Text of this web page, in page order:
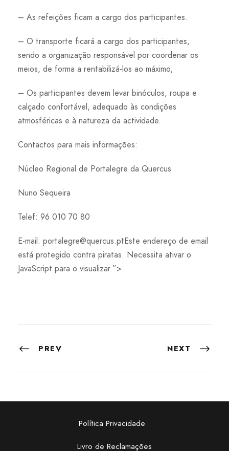
– As refeições ficam a cargo dos participantes.
– O transporte ficará a cargo dos participantes,
sendo a organização responsável por coordenar os
meios, de forma a rentabilizá-los ao máximo;
– Os participantes devem levar binóculos, roupa e
calçado confortável, adequado às condições
atmosféricas e à natureza da actividade.
Contactos para mais informações:
Núcleo Regional de Portalegre da Quercus
Nuno Sequeira
Telef: 96 010 70 80
E-mail: portalegre@quercus.ptEste endereço de email
está protegido contra piratas. Necessita ativar o
JavaScript para o visualizar.”>
PREV NEXT
Política Privacidade
Livro de Reclamações